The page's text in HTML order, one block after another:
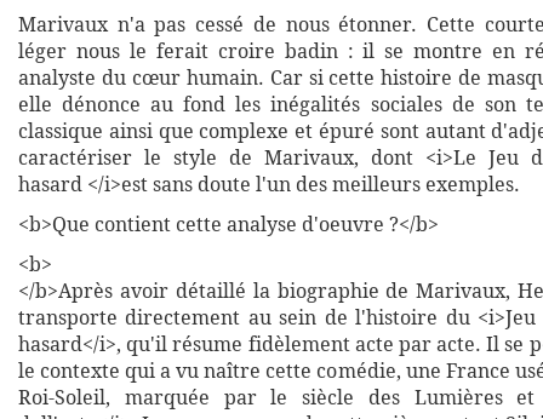
Marivaux n'a pas cessé de nous étonner. Cette
léger nous le ferait croire badin : il se montre en
analyste du cœur humain. Car si cette histoire de
elle dénonce au fond les inégalités sociales de son
classique ainsi que complexe et épuré sont autant
caractériser le style de Marivaux, dont <i>Le Jeu
hasard </i>est sans doute l'un des meilleurs exemples.
<b>Que contient cette analyse d'oeuvre ?</b>
<b>
</b>Après avoir détaillé la biographie de Marivaux,
transporte directement au sein de l'histoire du
hasard</i>, qu'il résume fidèlement acte par acte. Il se
le contexte qui a vu naître cette comédie, une France
Roi-Soleil, marquée par le siècle des Lumières et